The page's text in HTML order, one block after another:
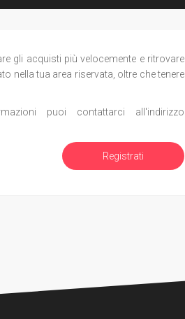
gli acquisti più velocemente e ritrovare
nella tua area riservata, oltre che tenere
puoi contattarci all'indirizzo
Registrati